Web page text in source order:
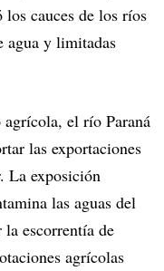
cauces de los ríos
agua y limitadas
el río Paraná
las exportaciones
La exposición
las aguas del
escorrentía de
agrícolas